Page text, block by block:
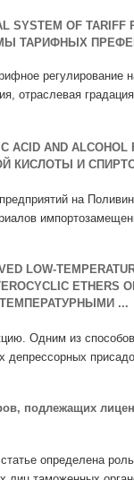
SYSTEM OF
ТАРИФНЫХ
регулирование
отраслевая
ACID AND
КИСЛОТЫ И
на
LOW-
...
Одним из
депрессорных
подлежащих
определена